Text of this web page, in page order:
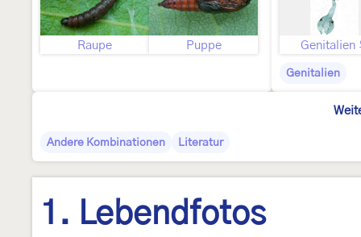
Raupe Puppe Genitalien
Genitalien
Andere Kombinationen Literatur
1. Lebendfotos